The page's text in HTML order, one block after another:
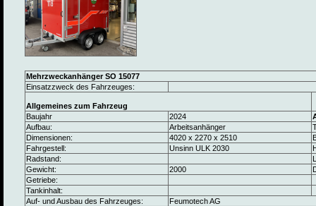
Mehrzweckanhänger SO 15077
Einsatzzweck des Fahrzeuges:
Allgemeines zum Fahrzeug
Baujahr
2024
Aufbau:
Arbeitsanhänger
Dimensionen:
4020 x 2270 x 2510
Fahrgestell:
Unsinn ULK 2030
Radstand:
Gewicht:
2000
Getriebe:
Tankinhalt:
Auf- und Ausbau des Fahrzeuges:
Feumotech AG